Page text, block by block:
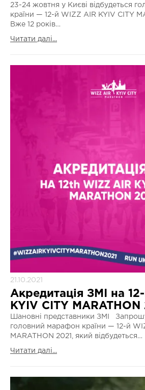
23-24 жовтня у Києві відбудеться
країни — 12-й WIZZ AIR KYIV CITY
Вже 12 років…
Читати далі...
21.10.2021
Акредитація ЗМІ на
KYIV CITY MARATHON
Шановні представники ЗМІ
головний марафон країни — 12-й
MARATHON 2021, який відбудеться…
Читати далі...